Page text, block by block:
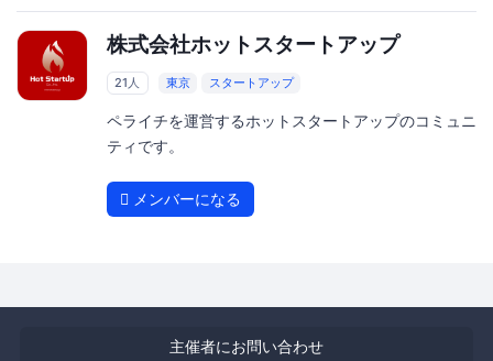
株式会社ホットスタートアップ
21人 東京 スタートアップ
ペライチを運営するホットスタートアップのコミュニ
ティです。
メンバーになる
主催者にお問い合わせ